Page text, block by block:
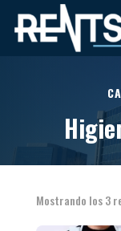
Mostrando los 3